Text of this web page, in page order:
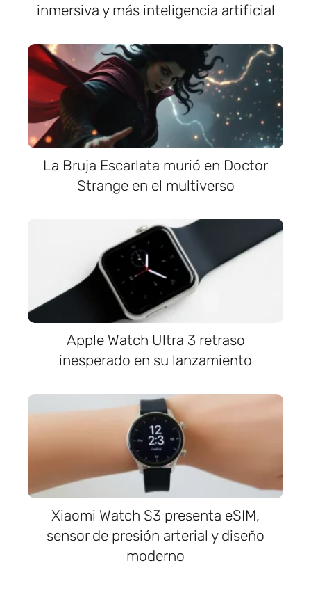
inmersiva y más inteligencia artificial
La Bruja Escarlata murió en Doctor
Strange en el multiverso
Apple Watch Ultra 3 retraso
inesperado en su lanzamiento
Xiaomi Watch S3 presenta eSIM,
sensor de presión arterial y diseño
moderno